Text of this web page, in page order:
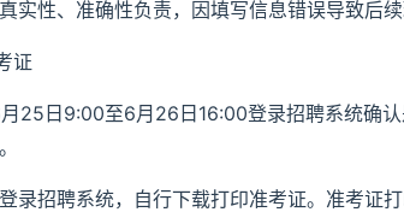
实性、准确性负责，因填写信息错误导致后
证
25日9:00至6月26日16:00登录招聘系统确
录招聘系统，自行下载打印准考证。准考证